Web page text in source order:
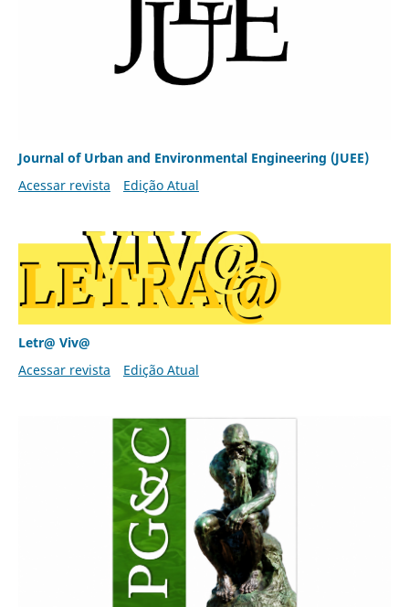
Journal of Urban and Environmental Engineering (JUEE)
Acessar revista
Edição Atual
Letr@ Viv@
Acessar revista
Edição Atual